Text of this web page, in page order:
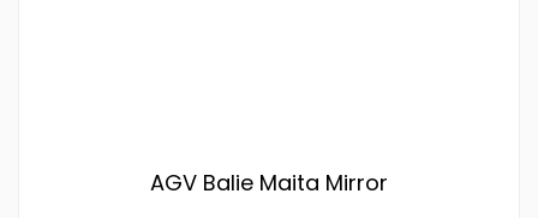
AGV Balie Maita Mirror